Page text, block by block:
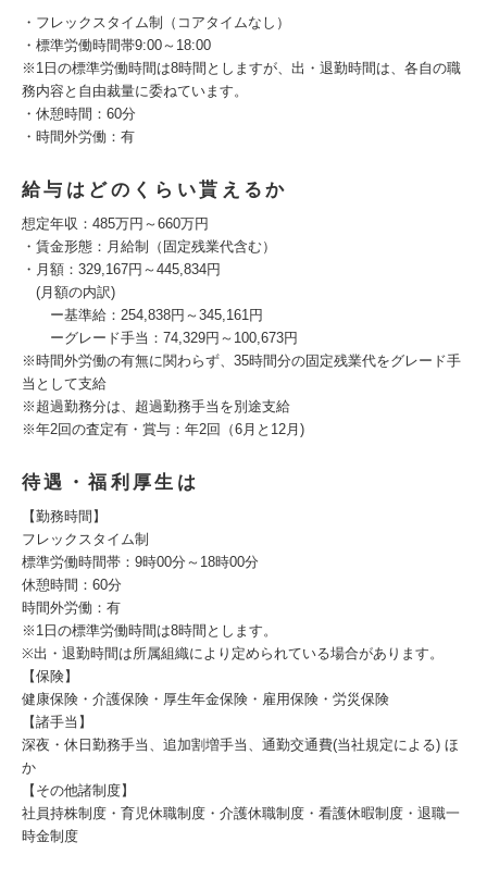
・フレックスタイム制（コアタイムなし）
・標準労働時間帯9:00～18:00
※1日の標準労働時間は8時間としますが、出・退勤時間は、各自の職
務内容と自由裁量に委ねています。
・休憩時間：60分
・時間外労働：有
給与はどのくらい貰えるか
想定年収：485万円～660万円
・賃金形態：月給制（固定残業代含む）
・月額：329,167円～445,834円
(月額の内訳)
ー基準給：254,838円～345,161円
ーグレード手当：74,329円～100,673円
※時間外労働の有無に関わらず、35時間分の固定残業代をグレード手
当として支給
※超過勤務分は、超過勤務手当を別途支給
※年2回の査定有・賞与：年2回（6月と12月)
待遇・福利厚生は
【勤務時間】
フレックスタイム制
標準労働時間帯：9時00分～18時00分
休憩時間：60分
時間外労働：有
※1日の標準労働時間は8時間とします。
※出・退勤時間は所属組織により定められている場合があります。
【保険】
健康保険・介護保険・厚生年金保険・雇用保険・労災保険
【諸手当】
深夜・休日勤務手当、追加割増手当、通勤交通費(当社規定による) ほ
か
【その他諸制度】
社員持株制度・育児休職制度・介護休職制度・看護休暇制度・退職一
時金制度